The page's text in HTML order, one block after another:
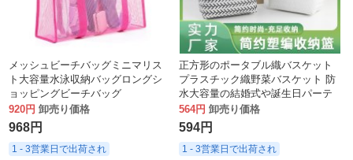
メッシュビーチバッグミニマリス
ト大容量水泳収納バッグロングシ
ョッピングビーチバッグ
920円 卸売り価格
968円
1 - 3営業日で出荷され
正方形のポータブル織バスケット
プラスチック織野菜バスケット 防
水大容量の結婚式や誕生日パーテ
ィー織ハンドバッグ
564円 卸売り価格
594円
1 - 3営業日で出荷され